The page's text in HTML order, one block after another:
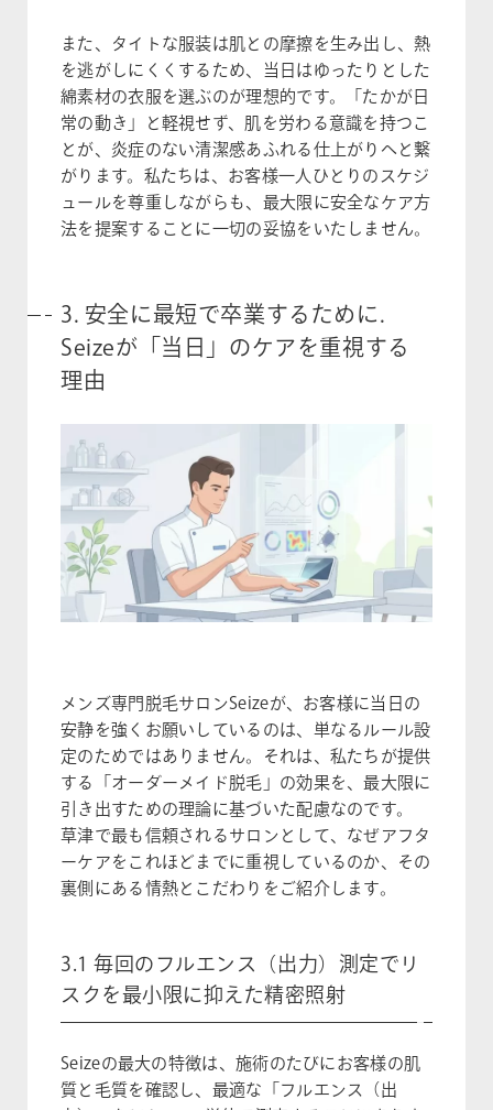
また、タイトな服装は肌との摩擦を生み出し、熱
を逃がしにくくするため、当日はゆったりとした
綿素材の衣服を選ぶのが理想的です。「たかが日
常の動き」と軽視せず、肌を労わる意識を持つこ
とが、炎症のない清潔感あふれる仕上がりへと繋
がります。私たちは、お客様一人ひとりのスケジ
ュールを尊重しながらも、最大限に安全なケア方
法を提案することに一切の妥協をいたしません。
3. 安全に最短で卒業するために.
Seizeが「当日」のケアを重視する
理由
メンズ専門脱毛サロンSeizeが、お客様に当日の
安静を強くお願いしているのは、単なるルール設
定のためではありません。それは、私たちが提供
する「オーダーメイド脱毛」の効果を、最大限に
引き出すための理論に基づいた配慮なのです。
草津で最も信頼されるサロンとして、なぜアフタ
ーケアをこれほどまでに重視しているのか、その
裏側にある情熱とこだわりをご紹介します。
3.1 毎回のフルエンス（出力）測定でリ
スクを最小限に抑えた精密照射
Seizeの最大の特徴は、施術のたびにお客様の肌
質と毛質を確認し、最適な「フルエンス（出